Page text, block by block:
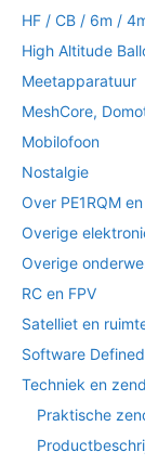
HF / CB / 6m /
High Altitude
Meetapparatuur
MeshCore,
Mobilofoon
Nostalgie
Over PE1RQM
Overige
Overige
RC en FPV
Satelliet en
Software
Techniek en
Praktische